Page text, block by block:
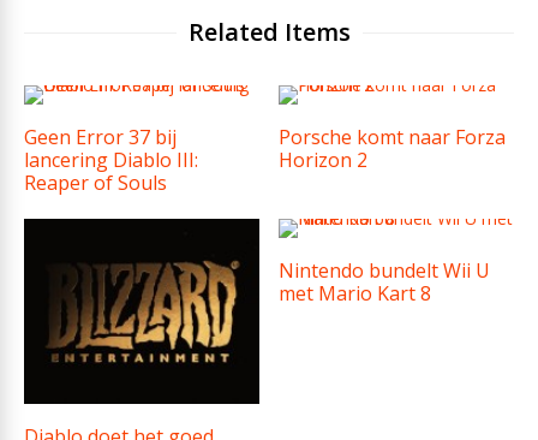
Related Items
Geen Error 37 bij
lancering Diablo III:
Reaper of Souls
Porsche komt naar Forza
Horizon 2
Nintendo bundelt Wii U
met Mario Kart 8